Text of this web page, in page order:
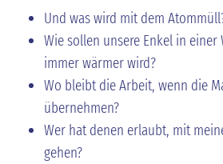
Und was wird mit dem
Wie sollen unsere Enkel in
immer wärmer wird?
Wo bleibt die Arbeit, wenn die
übernehmen?
Wer hat denen erlaubt, mit
gehen?